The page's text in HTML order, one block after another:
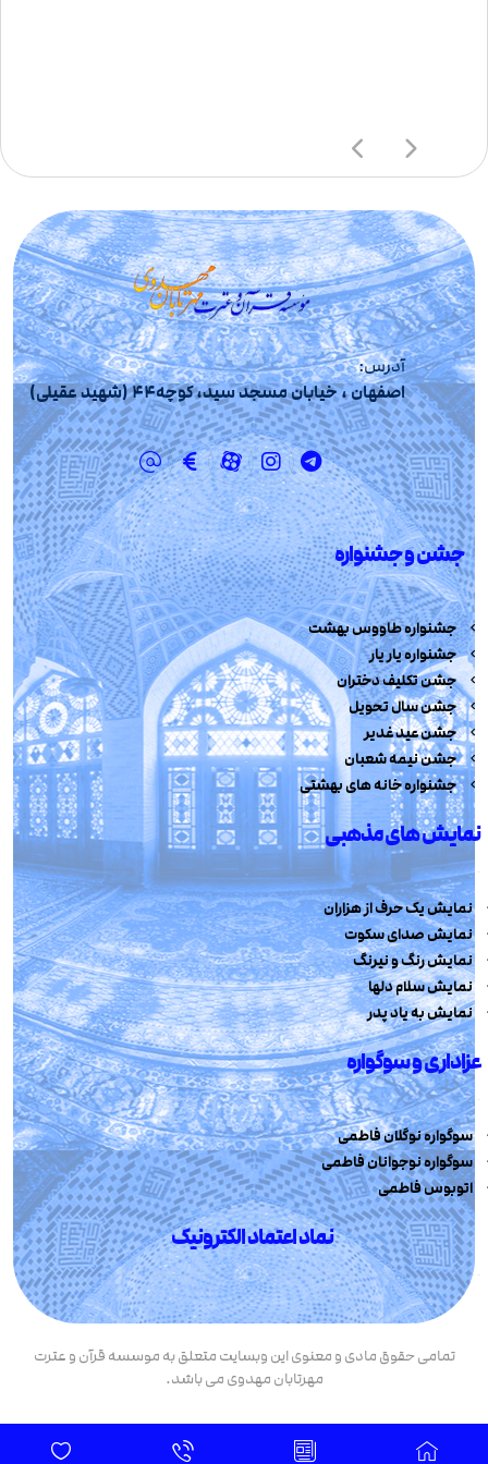
آدرس:
اصفهان ، خیابان مسجد سید، کوچه44 (شهید عقیلی)
جشن و جشنواره
جشنواره طاووس بهشت
جشنواره یار یار
جشن تکلیف دختران
جشن سال تحویل
جشن عید غدیر
جشن نیمه شعبان
جشنواره خانه های بهشتی
نمایش های مذهبی
نمایش یک حرف از هزاران
نمایش صدای سکوت
نمایش رنگ و نیرنگ
نمایش سلام دلها
نمایش به یاد پدر
عزاداری و سوگواره
سوگواره نوگلان فاطمی
سوگواره نوجوانان فاطمی
اتوبوس فاطمی
نماد اعتماد الکترونیک
تمامی حقوق مادی و معنوی این وبسایت متعلق به موسسه قرآن و عترت
مهرتابان مهدوی می باشد.